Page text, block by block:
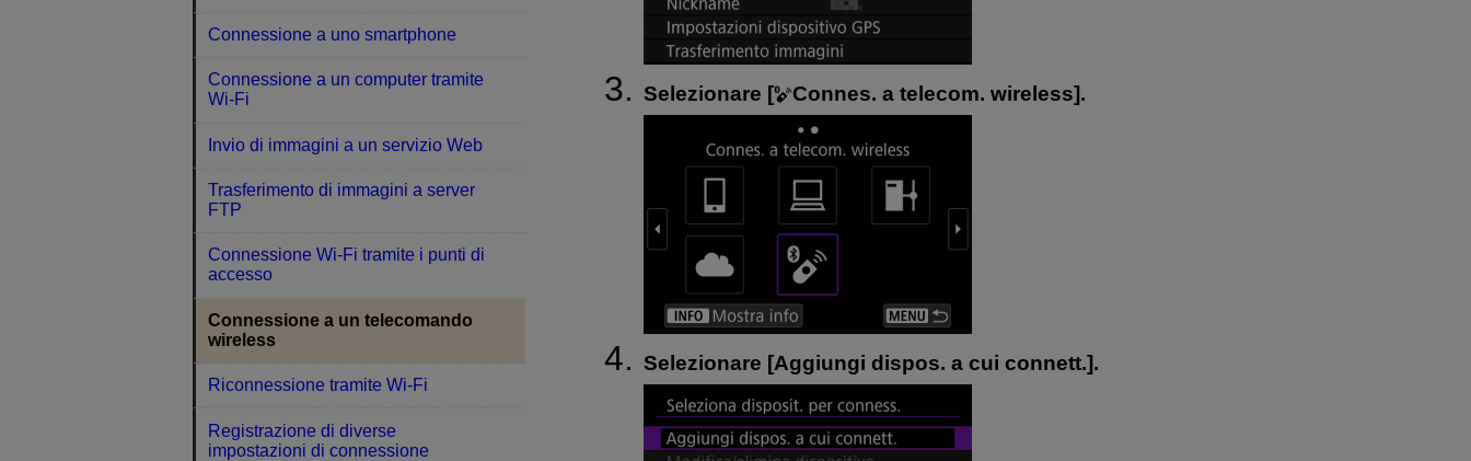
Selezionare [ Connes. a telecom. wireless].
Selezionare [Aggiungi dispos. a cui connett.].
Connessione a uno smartphone
Connessione a un computer tramite
Wi-Fi
Invio di immagini a un servizio Web
Trasferimento di immagini a server
FTP
Connessione Wi-Fi tramite i punti di
accesso
Connessione a un telecomando
wireless
Riconnessione tramite Wi-Fi
Registrazione di diverse
impostazioni di connessione